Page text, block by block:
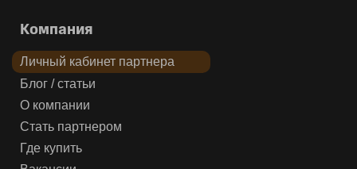
Компания
Личный кабинет партнера
Блог / статьи
О компании
Стать партнером
Где купить